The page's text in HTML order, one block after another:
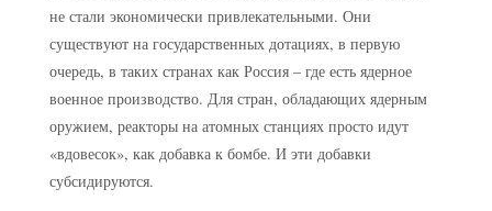
не стали экономически привлекательными. Они
существуют на государственных дотациях, в первую
очередь, в таких странах как Россия – где есть ядерное
военное производство. Для стран, обладающих ядерным
оружием, реакторы на атомных станциях просто идут
«вдовесок», как добавка к бомбе. И эти добавки
субсидируются.